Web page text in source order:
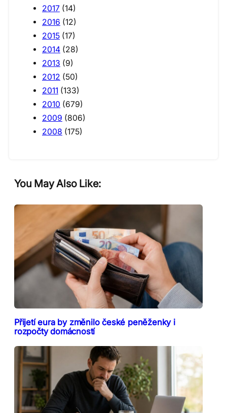
2017 (14)
2016 (12)
2015 (17)
2014 (28)
2013 (9)
2012 (50)
2011 (133)
2010 (679)
2009 (806)
2008 (175)
You May Also Like:
Přijetí eura by změnilo české peněženky i
rozpočty domácností